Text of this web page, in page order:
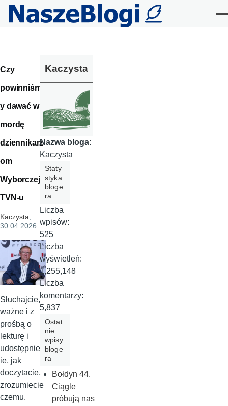
Przejdź do treści
Czy
powinniśm
y dawać w
mordę
dziennikarz
om
Wyborczej i
TVN-u
Kaczysta,
30.04.2026
Słuchajcie,
ważne i z
prośbą o
lekturę i
udostępnien
ie, jak
doczytacie,
zrozumiecie
czemu.
Kaczysta
Nazwa bloga:
Kaczysta
Staty
styka
bloge
ra
Liczba
wpisów:
525
Liczba
wyświetleń:
1,255,148
Liczba
komentarzy:
5,837
Ostat
nie
wpisy
bloge
ra
Bołdyn 44.
Ciągle
próbują nas